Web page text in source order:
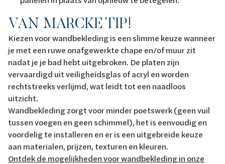
VAN MARCKE TIP!
Kiezen voor wandbekleding is een slimme keuze wanneer
je met een ruwe onafgewerkte chape en/of muur zit
nadat je je bad hebt uitgebroken. De platen zijn
vervaardigd uit veiligheidsglas of acryl en worden
rechtstreeks verlijmd, wat leidt tot een naadloos
uitzicht.
Wandbekleding zorgt voor minder poetswerk (geen vuil
tussen voegen en geen schimmel), het is eenvoudig en
voordelig te installeren en er is een uitgebreide keuze
aan materialen, prijzen, texturen en kleuren.
Ontdek de mogelijkheden voor wandbekleding in onze